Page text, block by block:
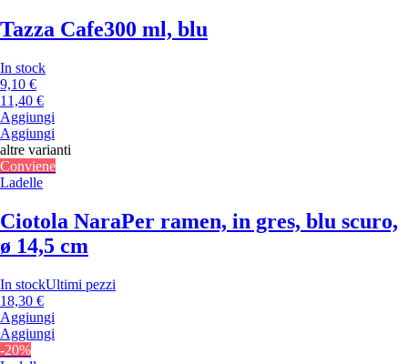
Tazza Cafe300 ml, blu
In stock
9,10 €
11,40 €
Aggiungi
Aggiungi
altre varianti
Conviene
Ladelle
Ciotola NaraPer ramen, in gres, blu scuro,
ø 14,5 cm
In stockUltimi pezzi
18,30 €
Aggiungi
Aggiungi
-20%